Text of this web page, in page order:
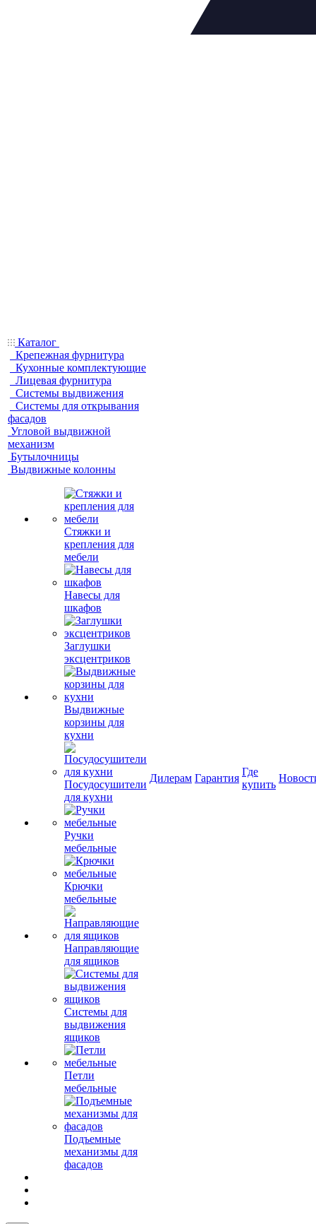
Каталог
Крепежная фурнитура
Кухонные комплектующие
Лицевая фурнитура
Системы выдвижения
Системы для открывания
фасадов
Угловой выдвижной
механизм
Бутылочницы
Выдвижные колонны
Стяжки и
крепления для
мебели
Навесы для
шкафов
Заглушки
эксцентриков
Выдвижные
корзины для
кухни
Посудосушители
для кухни
Ручки
мебельные
Крючки
мебельные
Направляющие
для ящиков
Системы для
выдвижения
ящиков
Петли
мебельные
Подъемные
механизмы для
фасадов
Дилерам Гарантия
Где
купить